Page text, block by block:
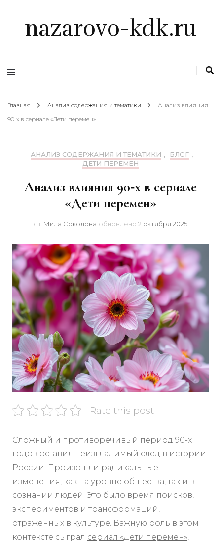
nazarovo-kdk.ru
Главная Анализ содержания и тематики
Анализ влияния
90‑х в сериале «Дети перемен»
АНАЛИЗ СОДЕРЖАНИЯ И ТЕМАТИКИ , БЛОГ ,
ДЕТИ ПЕРЕМЕН
Анализ влияния 90‑х в сериале
«Дети перемен»
от Мила Соколова обновлено 2 октября 2025
Rate this post
Сложный и противоречивый период 90-х
годов оставил неизгладимый след в истории
России. Произошли радикальные
изменения, как на уровне общества, так и в
сознании людей. Это было время поисков,
экспериментов и трансформаций,
отраженных в культуре. Важную роль в этом
контексте сыграл сериал «Дети перемен»